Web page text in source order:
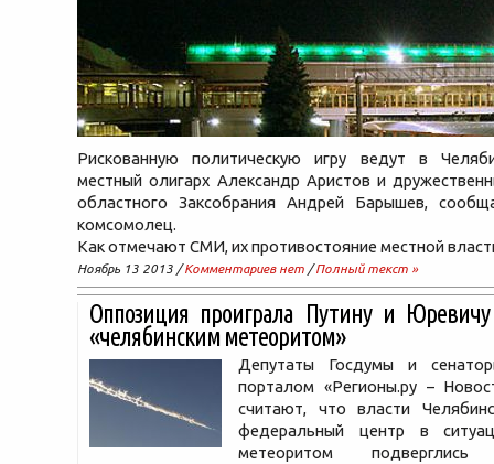
Рискованную политическую игру ведут в
местный олигарх Александр Аристов и
областного Заксобрания Андрей Барышев,
комсомолец.
Как отмечают СМИ, их противостояние местной
Ноябрь 13 2013 /Комментариев нет /Полный текст »
Оппозиция проиграла Путину и
«челябинским метеоритом»
Депутаты Госдумы и
порталом «Регионы.ру –
считают, что власти
федеральный центр в
метеоритом подверглись